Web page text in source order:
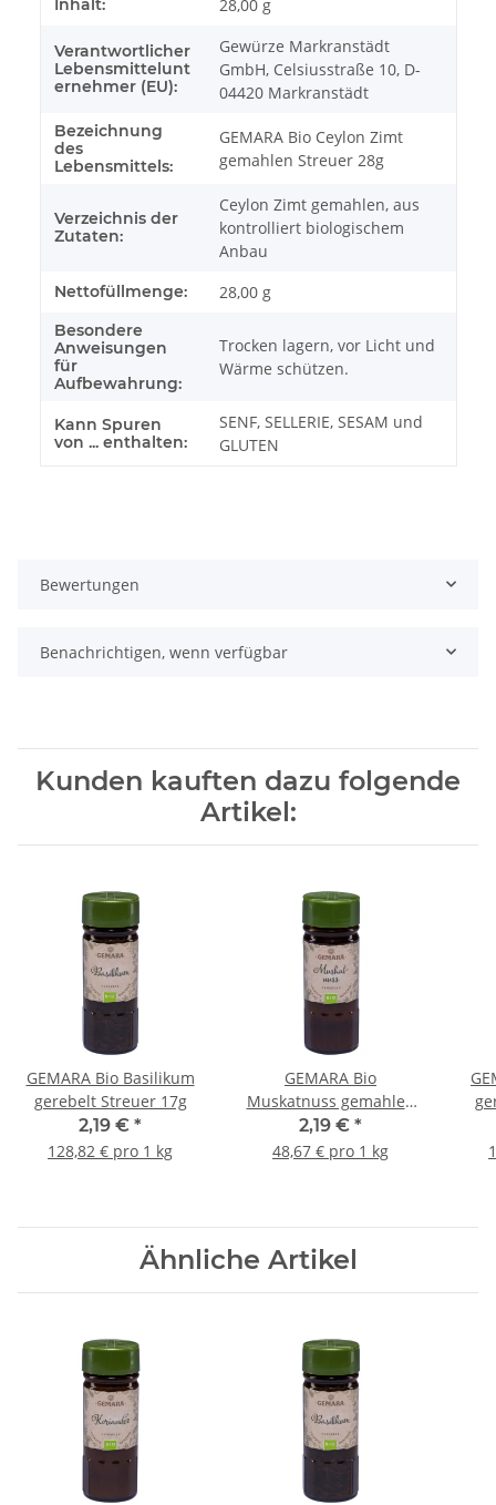
Inhalt: 28,00 g
Verantwortlicher
Lebensmittelunt
ernehmer (EU):
Gewürze Markranstädt
GmbH, Celsiusstraße 10, D-
04420 Markranstädt
Bezeichnung
des
Lebensmittels:
GEMARA Bio Ceylon Zimt
gemahlen Streuer 28g
Verzeichnis der
Zutaten:
Ceylon Zimt gemahlen, aus
kontrolliert biologischem
Anbau
Nettofüllmenge: 28,00 g
Besondere
Anweisungen
für
Aufbewahrung:
Trocken lagern, vor Licht und
Wärme schützen.
Kann Spuren
von ... enthalten:
SENF, SELLERIE, SESAM und
GLUTEN
Bewertungen
Benachrichtigen, wenn verfügbar
Kunden kauften dazu folgende
Artikel:
GEMARA Bio Basilikum
gerebelt Streuer 17g
2,19 € *
128,82 € pro 1 kg
GEMARA Bio
Muskatnuss gemahlen
Streuer 45g
2,19 € *
48,67 € pro 1 kg
Ähnliche Artikel